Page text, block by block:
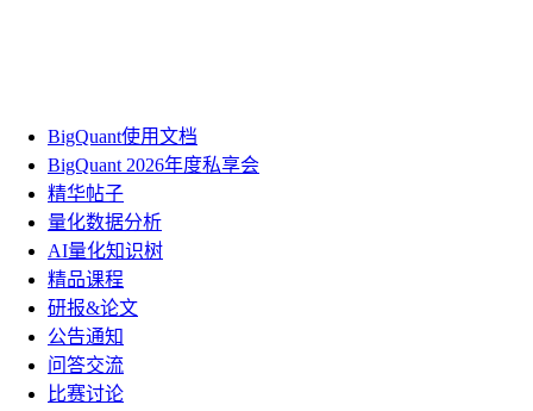
BigQuant使用文档
BigQuant 2026年度私享会
精华帖子
量化数据分析
AI量化知识树
精品课程
研报&论文
公告通知
问答交流
比赛讨论